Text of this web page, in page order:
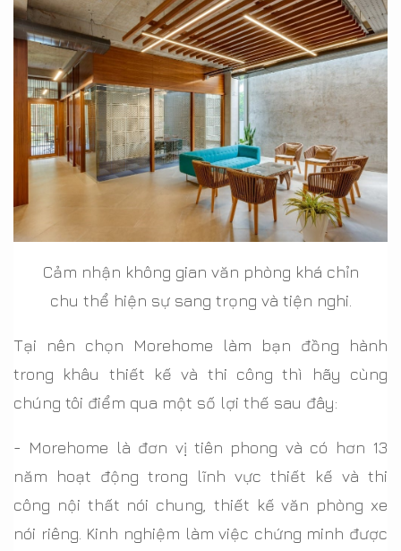
Cảm nhận không gian văn phòng khá chỉn
chu thể hiện sự sang trọng và tiện nghi.
Tại nên chọn Morehome làm bạn đồng hành
trong khâu thiết kế và thi công thì hãy cùng
chúng tôi điểm qua một số lợi thế sau đây:
- Morehome là đơn vị tiên phong và có hơn 13
năm hoạt động trong lĩnh vực thiết kế và thi
công nội thất nói chung, thiết kế văn phòng xe
nói riêng. Kinh nghiệm làm việc chứng minh được